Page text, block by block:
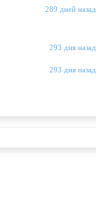
289 дней назад
293 дня назад
293 дня назад